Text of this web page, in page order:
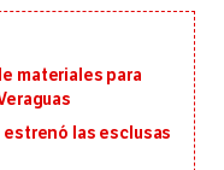
materiales para
las esclusas